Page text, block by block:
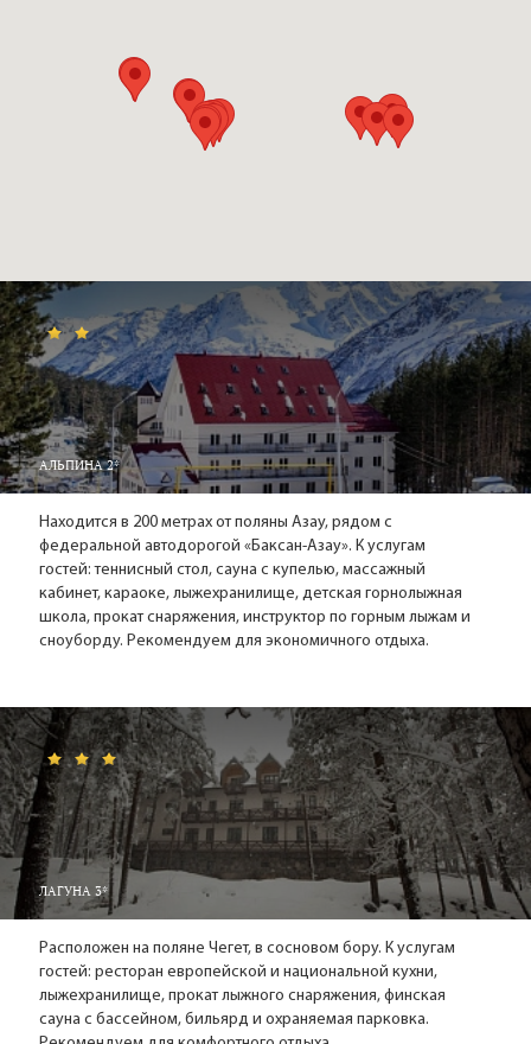
АЛЬПИНА 2*
Находится в 200 метрах от поляны Азау, рядом с
федеральной автодорогой «Баксан-Азау». К услугам
гостей: теннисный стол, сауна с купелью, массажный
кабинет, караоке, лыжехранилище, детская горнолыжная
школа, прокат снаряжения, инструктор по горным лыжам и
сноуборду. Рекомендуем для экономичного отдыха.
ЛАГУНА 3*
Расположен на поляне Чегет, в сосновом бору. К услугам
гостей: ресторан европейской и национальной кухни,
лыжехранилище, прокат лыжного снаряжения, финская
сауна с бассейном, бильярд и охраняемая парковка.